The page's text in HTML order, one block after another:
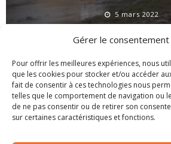
Gérer le consentement
Pour offrir les meilleures expériences, nous
que les cookies pour stocker et/ou accéder
fait de consentir à ces technologies nous
telles que le comportement de navigation ou
de ne pas consentir ou de retirer son
sur certaines caractéristiques et fonctions.
5 mars 2022
LAISSER UN COMMENTAIRE
Votre adresse e-mail ne sera pas